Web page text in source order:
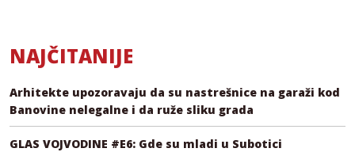
NAJČITANIJE
Arhitekte upozoravaju da su nastrešnice na garaži kod
Banovine nelegalne i da ruže sliku grada
GLAS VOJVODINE #E6: Gde su mladi u Subotici